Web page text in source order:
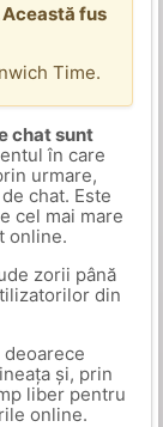
Această fus
Time.
chat sunt
în care
urmare,
chat. Este
cel mai mare
online.
zorii până
din
și, prin
liber pentru
online.